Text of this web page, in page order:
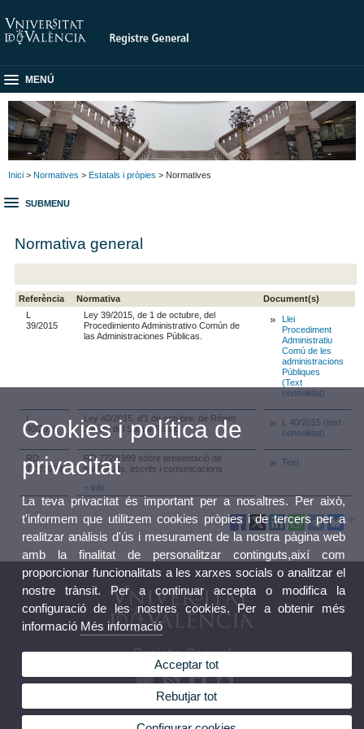
MENÚ
Inici > Normatives > Estatals i pròpies > Normatives
SUBMENU
Normativa general
Referència Normativa
Document(s)
L
39/2015
Ley 39/2015, de 1 de octubre, del
Procedimiento Administrativo Común de
las Administraciones Públicas.
Llei
Procediment
Administratiu
Comú de les
administracions
Públiques
(Text
consolidat)
L
40/2015
Ley 40/2015, d'1 de octubre, de Règim
Jurídic del Sector Públic
L 40/2015 (text
consolidat)
RD
772/1999
RD 772/1999 sobre presentació de
sol·licituds, escrits i comunicacions
+ info
Text
Registre General
Cookies i política de
privacitat
La teva privacitat és important per a nosaltres. Per això,
t'informem que utilitzem cookies pròpies i de tercers per a
realitzar anàlisis d'ús i mesurament de la nostra pàgina web
amb la finalitat de personalitzar continguts,així com
proporcionar funcionalitats a les xarxes socials o analitzar el
nostre trànsit. Per a continuar accepta o modifica la
configuració de les nostres cookies. Per a obtenir més
informació Més informació
Acceptar tot
Rebutjar tot